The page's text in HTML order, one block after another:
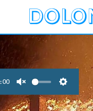
Unmute Settings